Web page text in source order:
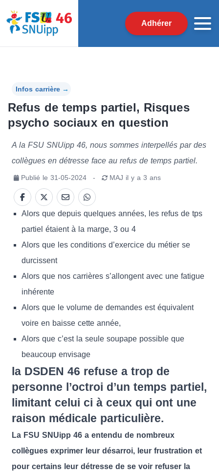
Adhérer
Infos carrière →
Refus de temps partiel, Risques
psycho sociaux en question
A la FSU SNUipp 46, nous sommes interpellés par des
collègues en détresse face au refus de temps partiel.
Publié le 31-05-2024 - MAJ il y a 3 ans
Alors que depuis quelques années, les refus de tps
partiel étaient à la marge, 3 ou 4
Alors que les conditions d’exercice du métier se
durcissent
Alors que nos carrières s’allongent avec une fatigue
inhérente
Alors que le volume de demandes est équivalent
voire en baisse cette année,
Alors que c’est la seule soupape possible que
beaucoup envisage
la DSDEN 46 refuse a trop de
personne l’octroi d’un temps partiel,
limitant celui ci à ceux qui ont une
raison médicale particulière.
La FSU SNUipp 46 a entendu de nombreux
collègues exprimer leur désarroi, leur frustration et
pour certains leur détresse de se voir refuser la